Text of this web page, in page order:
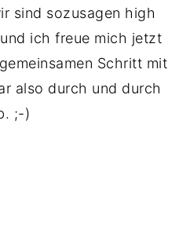
sind sozusagen high
ich freue mich jetzt
Schritt mit
also durch und durch
;-)